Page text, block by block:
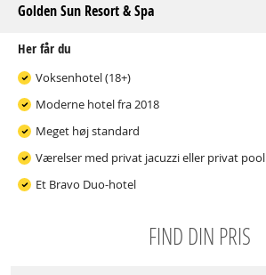
Golden Sun Resort & Spa
Her får du
Voksenhotel (18+)
Moderne hotel fra 2018
Meget høj standard
Værelser med privat jacuzzi eller privat pool
Et Bravo Duo-hotel
FIND DIN PRIS